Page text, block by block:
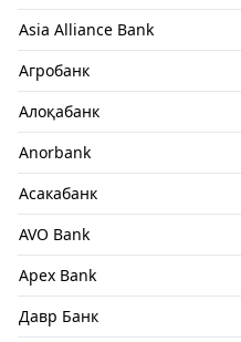
Asia Alliance Bank
Агробанк
Алоқабанк
Anorbank
Асакабанк
AVO Bank
Apex Bank
Давр Банк